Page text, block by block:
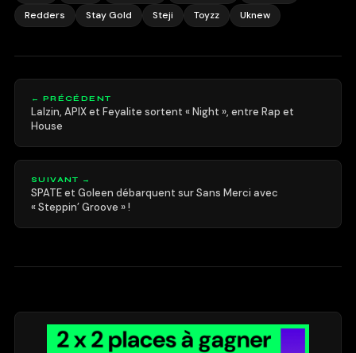
Redders
Stay Gold Steji Toyzz Uknew
← PRÉCÉDENT
Lalzin, APIX et Feyalite sortent « Night », entre Rap et
House
SUIVANT →
SPATE et Goleen débarquent sur Sans Merci avec
« Steppin’ Groove » !